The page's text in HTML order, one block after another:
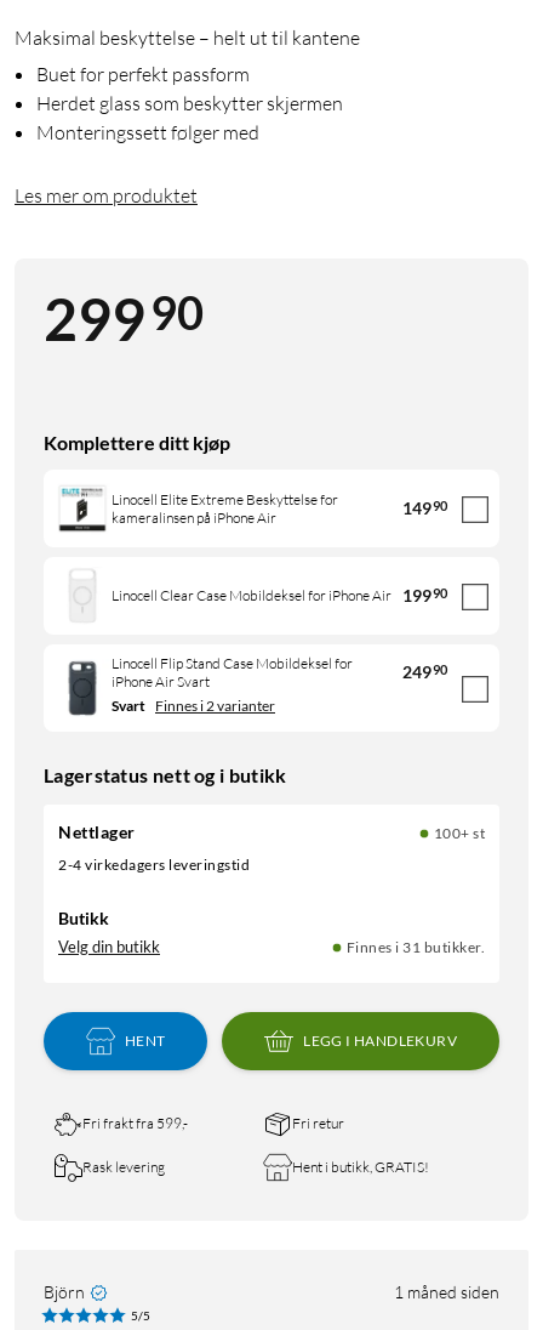
Maksimal beskyttelse – helt ut til kantene
Buet for perfekt passform
Herdet glass som beskytter skjermen
Monteringssett følger med
Les mer om produktet
29990
Komplettere ditt kjøp
Linocell Elite Extreme Beskyttelse for
kameralinsen på iPhone Air
14990
Linocell Clear Case Mobildeksel for iPhone Air 19990
Linocell Flip Stand Case Mobildeksel for
iPhone Air Svart
24990
Svart Finnes i 2 varianter
Lagerstatus nett og i butikk
Nettlager
100+ st
2-4 virkedagers leveringstid
Butikk
Velg din butikk Finnes i 31 butikker.
HENT LEGG I HANDLEKURV
Fri frakt fra 599,- Fri retur
Rask levering Hent i butikk, GRATIS!
Björn 1 måned siden
5/5